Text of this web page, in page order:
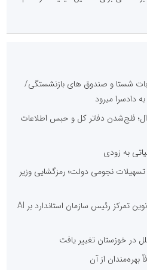
شستا و صندوق های بازنشستگی/
دادسرا میرود
فلج‌شدن دفاتر کل و حبس اطلاعات
به زودی
نجومی دولت؛ رمزگشایی وزیر
بریکس در مسیر همکاری‌های نوین تمرکز رئیس سازمان استاندارد بر AI
در خوزستان تغییر یافت
بهره‌مندان از آن